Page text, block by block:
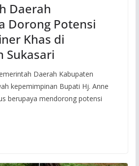
Daerah
Dorong Potensi
Khas di
Sukasari
Daerah Kabupaten
kepemimpinan Bupati Hj. Anne
berupaya mendorong potensi